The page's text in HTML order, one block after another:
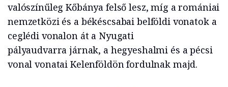
valószínűleg Kőbánya felső lesz, míg a romániai
nemzetközi és a békéscsabai belföldi vonatok a
ceglédi vonalon át a Nyugati
pályaudvarra járnak, a hegyeshalmi és a pécsi
vonal vonatai Kelenföldön fordulnak majd.